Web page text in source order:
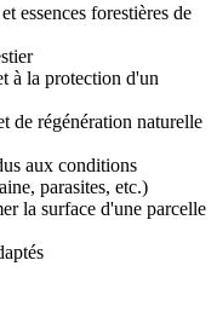
essences forestières de
à la protection d'un
de régénération naturelle
aux conditions
parasites, etc.)
la surface d'une parcelle